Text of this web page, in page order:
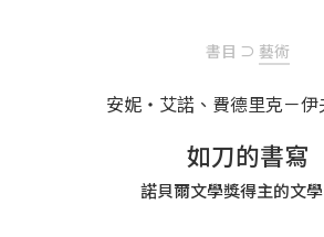
書目 ⊃ 藝術
安妮・艾諾、 費德里克－
如刀的書寫
諾貝爾文學獎得主的文